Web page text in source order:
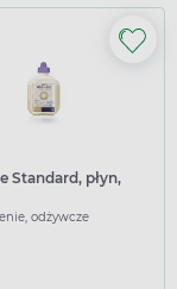
Standard, płyn,
odżywcze